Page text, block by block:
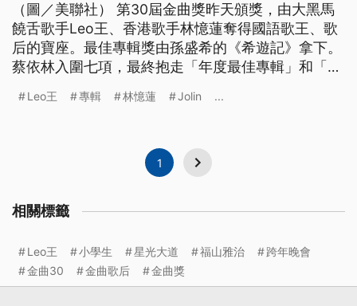
（圖／美聯社） 第30屆金曲獎昨天頒獎，由大黑馬
饒舌歌手Leo王、香港歌手林憶蓮奪得國語歌王、歌
后的寶座。最佳專輯獎由孫盛希的《希遊記》拿下。
蔡依林入圍七項，最終抱走「年度最佳專輯」和「最
Jolin天后氣場全開，為金曲30最後壓軸演出〈怪美
Leo王 專輯 林憶蓮 Jolin ...
1
相關標籤
Leo王 小學生 星光大道 福山雅治
跨年晚會
金曲30
金曲歌后 金曲獎